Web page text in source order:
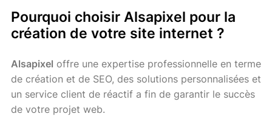
Pourquoi choisir Alsapixel pour la
création de votre site internet ?
Alsapixel offre une expertise professionnelle en terme
de création et de SEO, des solutions personnalisées et
un service client de réactif a fin de garantir le succès
de votre projet web.